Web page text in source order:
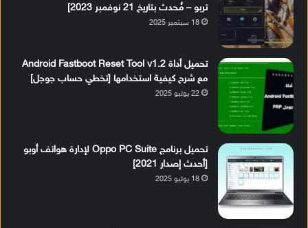
تربو – مُحدث بتاريخ 21 نوفمبر 2023]
18 سبتمبر 2025
تحميل أداة Android Fastboot Reset Tool v1.2
مع شرح كيفية استخدامها [تخطي حساب جوجل]
22 يوليو 2025
تحميل برنامج Oppo PC Suite لإدارة هواتف أوبو
[أحدث إصدار 2021]
18 يوليو 2025